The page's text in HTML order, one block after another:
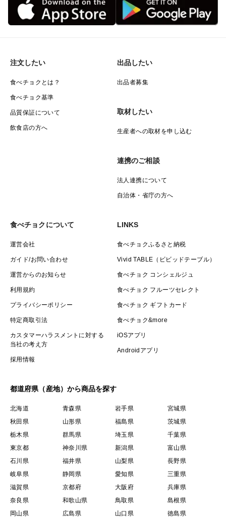
注文したい
食べチョクとは？
食べチョク基準
品質保証について
飲食店の方へ
出品したい
出品者募集
取材したい
生産者への取材を申し込む
連携のご相談
法人連携について
自治体・省庁の方へ
食べチョクについて
運営会社
ガイド/お問い合わせ
運営からのお知らせ
利用規約
プライバシーポリシー
特定商取引法
カスタマーハラスメントに対する
当社の考え方
採用情報
LINKS
食べチョクふるさと納税
Vivid TABLE（ビビッドテーブル）
食べチョク コンシェルジュ
食べチョク フルーツセレクト
食べチョク ギフトカード
食べチョク&more
iOSアプリ
Androidアプリ
都道府県（産地）から商品を探す
北海道 青森県 岩手県
宮城県
秋田県
山形県 福島県
茨城県
栃木県
群馬県 埼玉県
千葉県
東京都
神奈川県 新潟県
富山県
石川県
福井県 山梨県
長野県
岐阜県
静岡県 愛知県
三重県
滋賀県
京都府 大阪府
兵庫県
奈良県
和歌山県 鳥取県
島根県
岡山県
広島県 山口県 徳島県